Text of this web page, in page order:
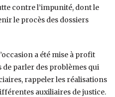
contre l’impunité, dont le
le procès des dossiers
a été mise à profit
parler des problèmes qui
rappeler les réalisations
auxiliaires de justice.